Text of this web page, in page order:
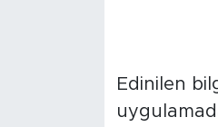
Edinilen